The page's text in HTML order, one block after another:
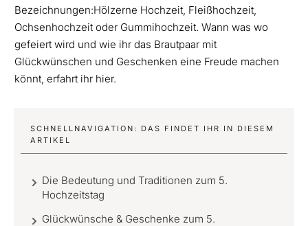
Bezeichnungen:Hölzerne Hochzeit, Fleißhochzeit,
Ochsenhochzeit oder Gummihochzeit. Wann was wo
gefeiert wird und wie ihr das Brautpaar mit
Glückwünschen und Geschenken eine Freude machen
könnt, erfahrt ihr hier.
SCHNELLNAVIGATION: DAS FINDET IHR IN DIESEM
ARTIKEL
Die Bedeutung und Traditionen zum 5.
Hochzeitstag
Glückwünsche & Geschenke zum 5.